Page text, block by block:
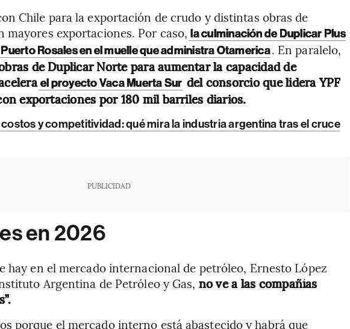
Chile para la exportación de crudo y distintas obras de
exportaciones. Por caso, la culminación de Duplicar Plus
Rosales en el muelle que administra Otamerica. En paralelo,
de Duplicar Norte para aumentar la capacidad de
el proyecto Vaca Muerta Sur del consorcio que lidera YPF
exportaciones por 180 mil barriles diarios.
y competitividad: qué mira la industria argentina tras el cruce
PUBLICIDAD
en 2026
hay en el mercado internacional de petróleo, Ernesto López
Argentina de Petróleo y Gas, no ve a las compañías
porque el mercado interno está abastecido y habrá que